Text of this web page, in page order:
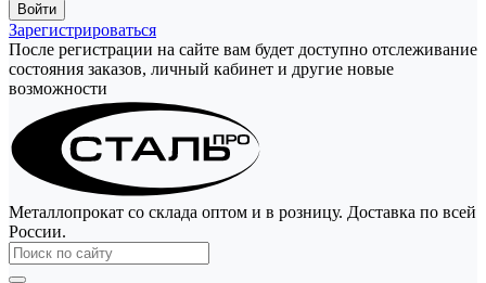
Зарегистрироваться
После регистрации на сайте вам будет доступно отслеживание
состояния заказов, личный кабинет и другие новые
возможности
Металлопрокат со склада оптом и в розницу. Доставка по всей
России.